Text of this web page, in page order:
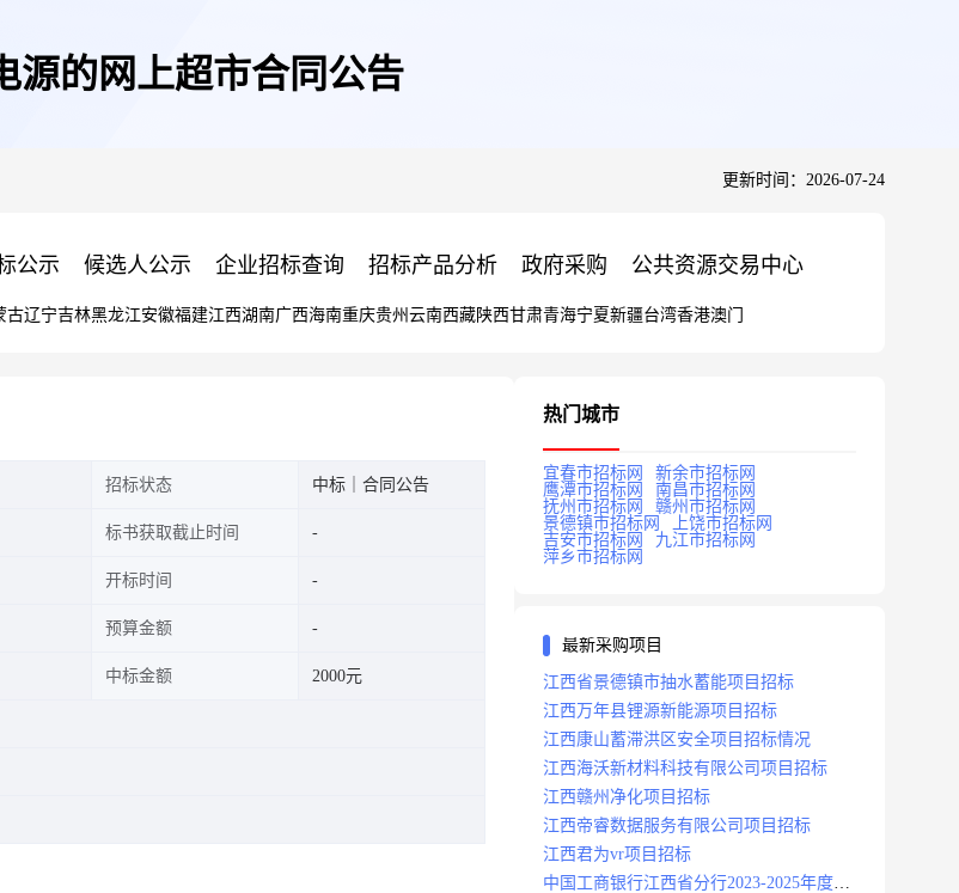
源的网上超市合同公告
更新时间：2026-07-24
公示 候选人公示 企业招标查询 招标产品分析 政府采购 公共资源交易中心
古辽宁吉林黑龙江安徽福建江西湖南广西海南重庆贵州 云南西藏陕西甘肃青海宁夏新疆台湾香港澳门
招标状态 中标｜合同公告
标书获取截止时间
开标时间
预算金额
中标金额 2000元
热门城市
宜春市招标网
新余市招标网
鹰潭市招标网
南昌市招标网
抚州市招标网
赣州市招标网
景德镇市招标网
上饶市招标网
吉安市招标网
九江市招标网
萍乡市招标网
最新采购项目
江西省景德镇市抽水蓄能项目招标
江西万年县锂源新能源项目招标
江西康山蓄滞洪区安全项目招标情况
江西海沃新材料科技有限公司项目招标
江西赣州净化项目招标
江西帝睿数据服务有限公司项目招标
江西君为vr项目招标
中国工商银行江西省分行2023-2025年度补